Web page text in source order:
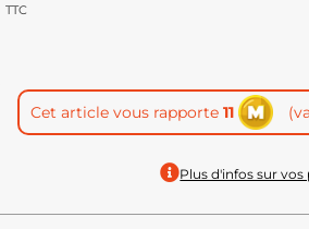
TTC
Cet article vous rapporte 11
Plus d'infos sur